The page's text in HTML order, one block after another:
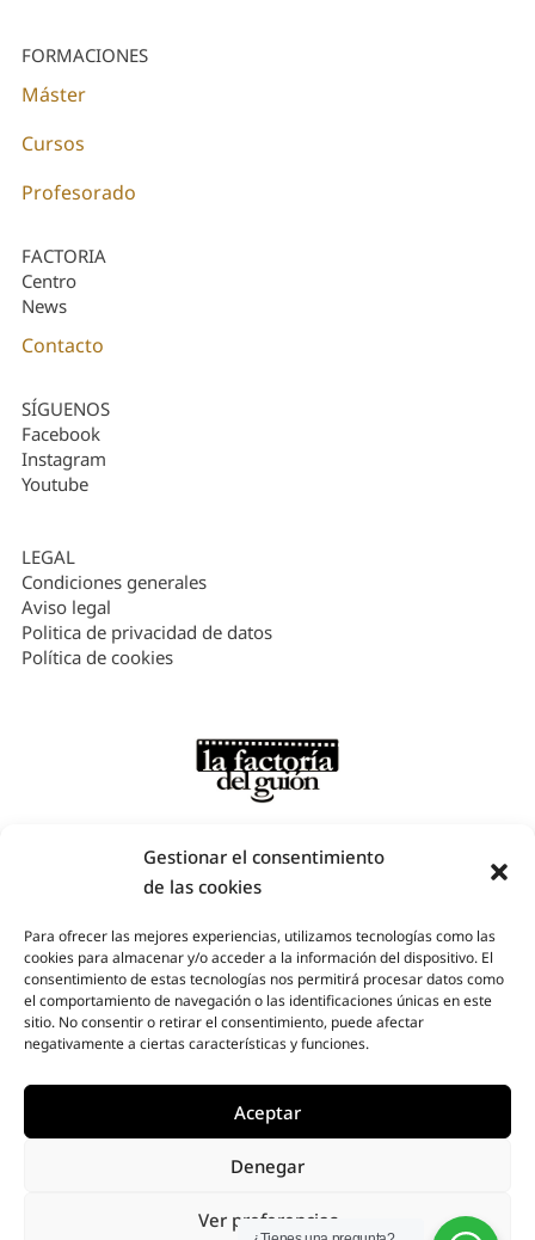
Gestionar el consentimiento
de las cookies
Para ofrecer las mejores experiencias, utilizamos tecnologías como las
cookies para almacenar y/o acceder a la información del dispositivo. El
consentimiento de estas tecnologías nos permitirá procesar datos como
el comportamiento de navegación o las identificaciones únicas en este
sitio. No consentir o retirar el consentimiento, puede afectar
negativamente a ciertas características y funciones.
Aceptar
Denegar
Ver preferencias
FORMACIONES
Máster
Cursos
Profesorado
FACTORIA
Centro
News
Contacto
SÍGUENOS
Facebook
Instagram
Youtube
LEGAL
Condiciones generales
Aviso legal
Politica de privacidad de datos
Política de cookies
Factoría del Guion – Plaza de Santa Ana, nº6, 4º, Madrid -
Teléfono: 910 253 215 / 685 89 83 29
all rights reserved © la factoría del guíon.webdesign :
espacio azul
Elegant Themes | Powered by